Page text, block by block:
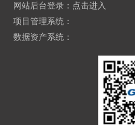
网站后台登录： 点击进入
项目管理系统：
数据资产系统：